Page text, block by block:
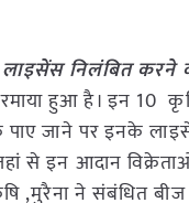
निलंबित करने
हुआ है। इन 10
जाने पर इनके
से इन आदान
ने संबंधित बीज